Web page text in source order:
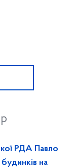
РДА Павло
на